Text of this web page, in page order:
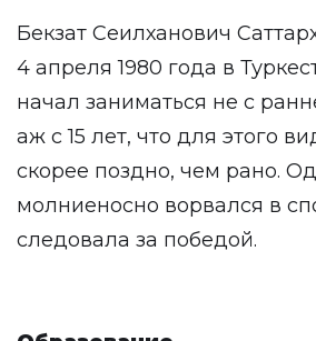
Бекзат Сеилханович
4 апреля 1980 года в
начал заниматься не с
аж с 15 лет, что для этого
скорее поздно, чем рано.
молниеносно ворвался в
следовала за победой.